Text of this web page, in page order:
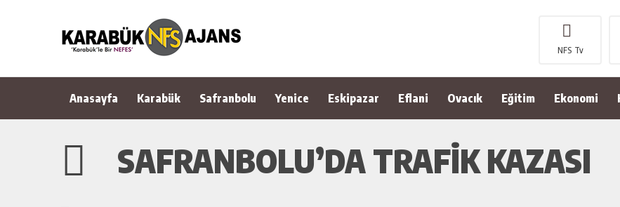
NFS Tv
Anasayfa Karabük Safranbolu Yenice Eskipazar Eflani Ovacık Eğitim Ekonomi
SAFRANBOLU’DA TRAFİK KAZASI